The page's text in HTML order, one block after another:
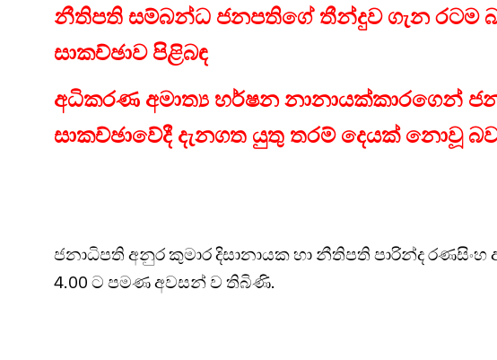
නීතිපති සම්බන්ධ ජනපතිගේ තීන්දුව ගැන රටම
සාකච්ඡාව පිළිබඳ
අධිකරණ අමාත්‍ය හර්ෂන නානායක්කාරගෙන්
සාකච්ඡාවේදී දැනගත යුතු තරම් දෙයක් නොවූ
ජනාධිපති අනුර කුමාර දිසානායක හා නීතිපති පාරින්ද
4.00 ට පමණ අවසන් ව තිබිණි.